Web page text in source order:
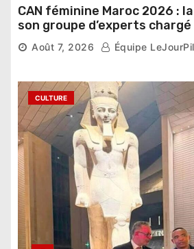
CAN féminine Maroc 2026 :
son groupe d’experts chargé
compétition
Août 7, 2026 Équipe
CULTURE